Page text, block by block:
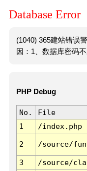
Database Error
(1040) 365建站错误
因：1、数据库密码
PHP Debug
No. File
1
/index.php
2 /source/
3 /source/